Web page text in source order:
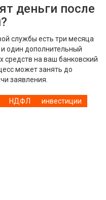
деньги после
службы есть три месяца
один дополнительный
на ваш банковский
может занять до
заявления.
НДФЛ
инвестиции